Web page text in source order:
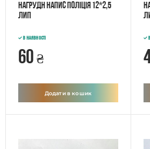
Нагрудн напис Поліція 12*2,5
лип
В наявності
60 ₴
Додати в кошик